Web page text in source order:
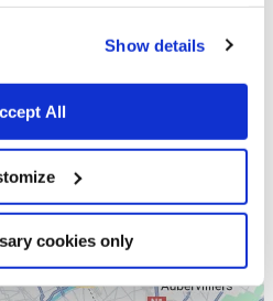
Show details
All
cookies only